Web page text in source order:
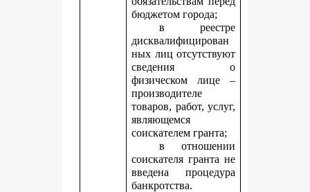
бюджетом города;
в реестре
дисквалифицирован
ных лиц отсутствуют
сведения о
физическом лице –
производителе
товаров, работ, услуг,
являющемся
соискателем гранта;
в отношении
соискателя гранта не
введена процедура
банкротства.